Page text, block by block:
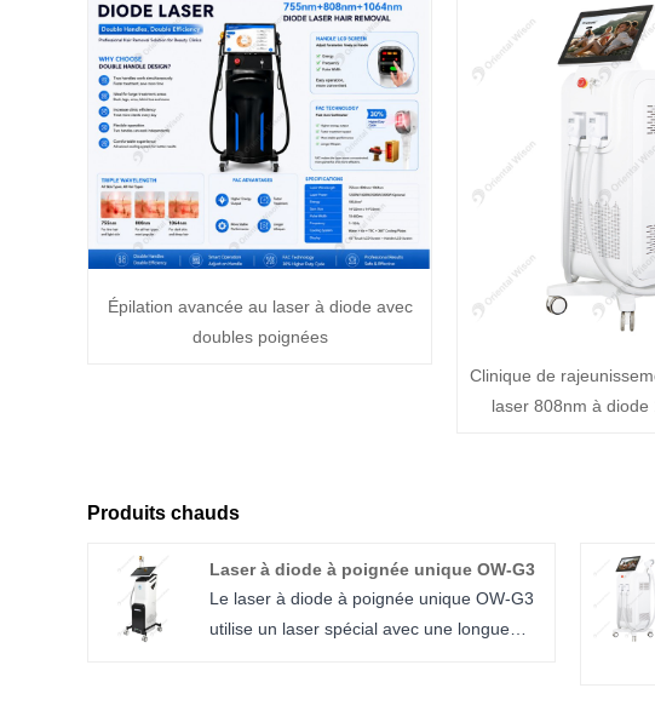
Épilation avancée au laser à diode avec
doubles poignées
Clinique de
laser 808nm à diode
Produits chauds
Laser à diode à poignée unique OW-G3
Le laser à diode à poignée unique OW-G3
utilise un laser spécial avec une longue